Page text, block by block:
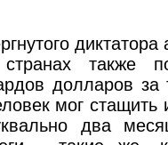
диктатора
также
долларов за
мог стащить
два